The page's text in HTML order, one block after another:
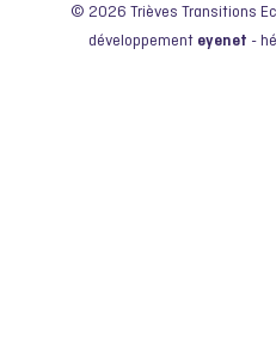
© 2026 Trièves Transitions
développement eyenet -